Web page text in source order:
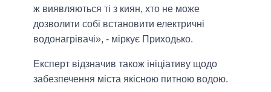
ж виявляються ті з киян, хто не може
дозволити собі встановити електричні
водонагрівачі», - міркує Приходько.
Експерт відзначив також ініціативу щодо
забезпечення міста якісною питною водою.